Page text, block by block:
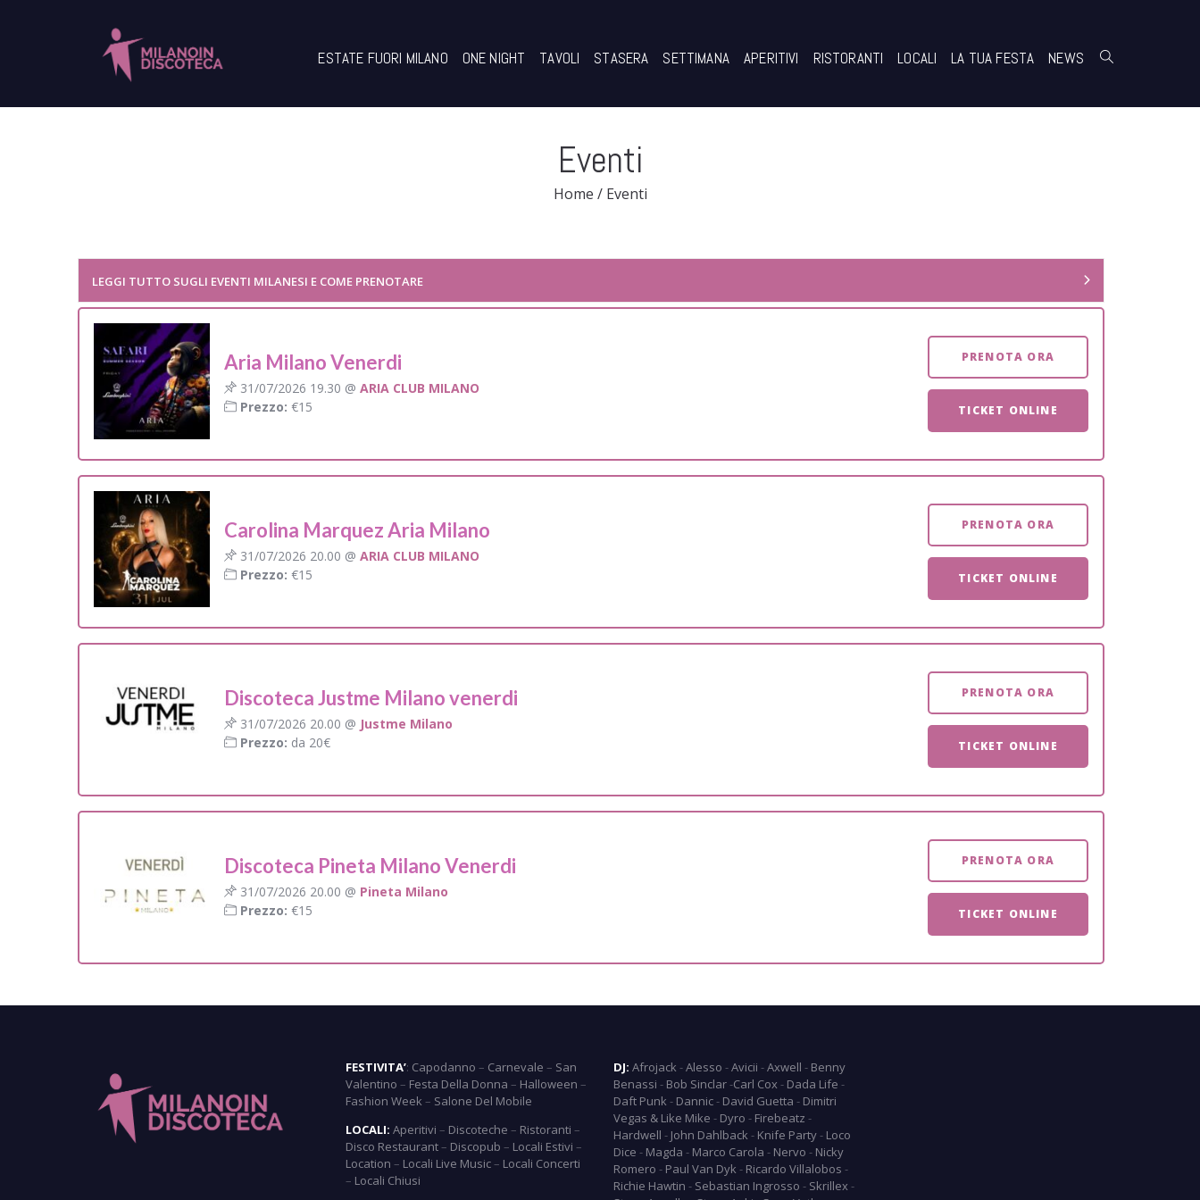
ESTATE FUORI MILANO ONE NIGHT TAVOLI STASERA SETTIMANA APERITIVI RISTORANTI LOCALI LA TUA FESTA NEWS
Eventi
Home /Eventi
LEGGI TUTTO SUGLI EVENTI MILANESI E COME PRENOTARE
Aria Milano Venerdi
31/07/2026 19.30 @ ARIA CLUB MILANO
Prezzo: €15
PRENOTA ORA
TICKET ONLINE
Carolina Marquez Aria Milano
31/07/2026 20.00 @ ARIA CLUB MILANO
Prezzo: €15
PRENOTA ORA
TICKET ONLINE
Discoteca Justme Milano venerdi
31/07/2026 20.00 @ Justme Milano
Prezzo: da 20€
PRENOTA ORA
TICKET ONLINE
Discoteca Pineta Milano Venerdi
31/07/2026 20.00 @ Pineta Milano
Prezzo: €15
PRENOTA ORA
TICKET ONLINE
FESTIVITA’: Capodanno – Carnevale – San
Valentino – Festa Della Donna – Halloween –
Fashion Week – Salone Del Mobile
LOCALI: Aperitivi – Discoteche – Ristoranti –
Disco Restaurant– Discopub – Locali Estivi –
Location – Locali Live Music– Locali Concerti
– Locali Chiusi
DJ: Afrojack -Alesso -Avicii -Axwell - Benny
Benassi - Bob Sinclar-Carl Cox- Dada Life -
Daft Punk - Dannic- David Guetta - Dimitri
Vegas & Like Mike - Dyro - Firebeatz -
Hardwell - John Dahlback - Knife Party- Loco
Dice - Magda - Marco Carola - Nervo - Nicky
Romero - Paul Van Dyk - Ricardo Villalobos -
Richie Hawtin - Sebastian Ingrosso - Skrillex-